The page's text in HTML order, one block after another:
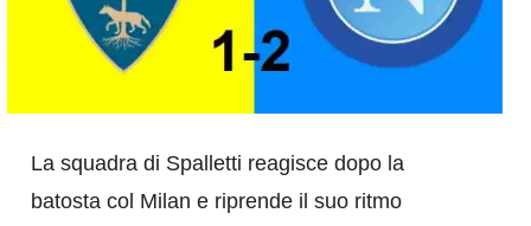
La squadra di Spalletti reagisce dopo la
batosta col Milan e riprende il suo ritmo